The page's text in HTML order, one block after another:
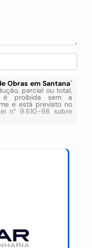
Obras em Santana"
parcial ou total,
é proibida sem a
e está previsto no
n° 9.610-98 sobre